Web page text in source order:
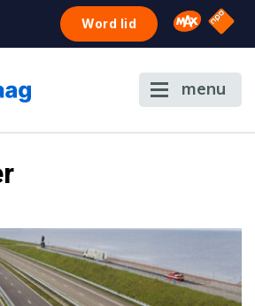
Word lid Omroep
NPO
menu